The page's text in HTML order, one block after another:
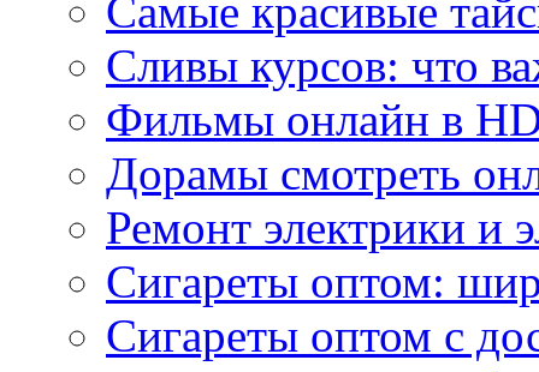
Самые красивые
Сливы курсов: что
Фильмы онлайн в
Дорамы смотреть
Ремонт электрики и
Сигареты оптом:
Сигареты оптом с